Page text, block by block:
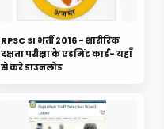
RPSC SI भर्ती 2016 - शारीरिक
दक्षता परीक्षा के एडमिंट कार्ड- यहाँ
से करे डाउनलोड